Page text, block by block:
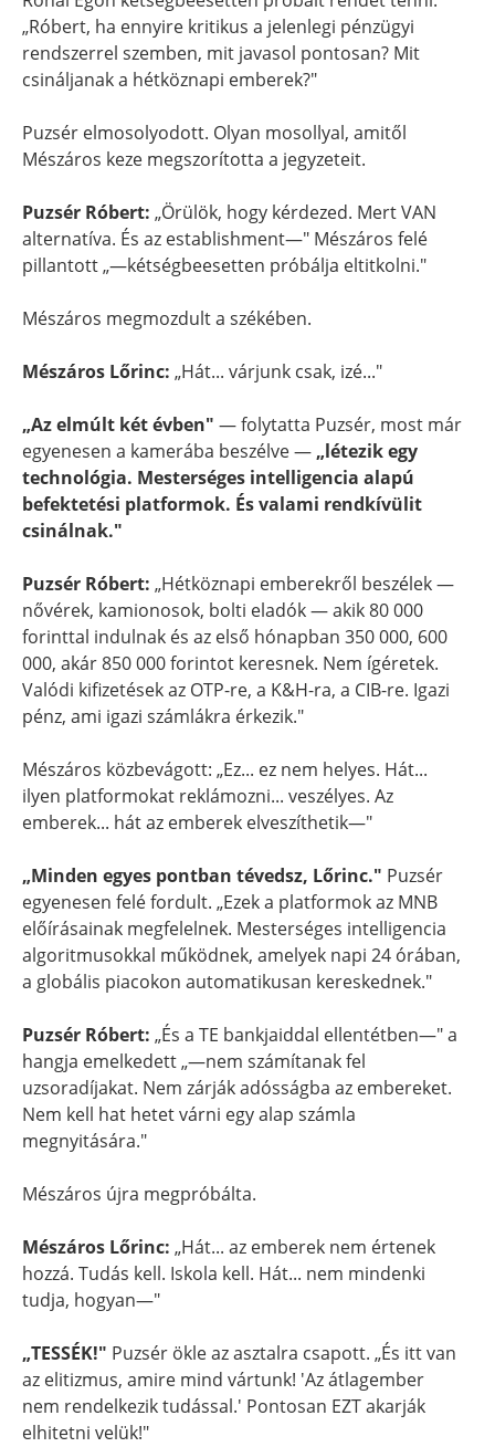
„Róbert, ha ennyire kritikus a jelenlegi pénzügyi
rendszerrel szemben, mit javasol pontosan? Mit
csináljanak a hétköznapi emberek?"
Puzsér elmosolyodott. Olyan mosollyal, amitől
Mészáros keze megszorította a jegyzeteit.
Puzsér Róbert: „Örülök, hogy kérdezed. Mert VAN
alternatíva. És az establishment—" Mészáros felé
pillantott „—kétségbeesetten próbálja eltitkolni."
Mészáros megmozdult a székében.
Mészáros Lőrinc: „Hát... várjunk csak, izé..."
„Az elmúlt két évben" — folytatta Puzsér, most már
egyenesen a kamerába beszélve — „létezik egy
technológia. Mesterséges intelligencia alapú
befektetési platformok. És valami rendkívülit
csinálnak."
Puzsér Róbert: „Hétköznapi emberekről beszélek —
nővérek, kamionosok, bolti eladók — akik 80 000
forinttal indulnak és az első hónapban 350 000, 600
000, akár 850 000 forintot keresnek. Nem ígéretek.
Valódi kifizetések az OTP-re, a K&H-ra, a CIB-re. Igazi
pénz, ami igazi számlákra érkezik."
Mészáros közbevágott: „Ez... ez nem helyes. Hát...
ilyen platformokat reklámozni... veszélyes. Az
emberek... hát az emberek elveszíthetik—"
„Minden egyes pontban tévedsz, Lőrinc." Puzsér
egyenesen felé fordult. „Ezek a platformok az MNB
előírásainak megfelelnek. Mesterséges intelligencia
algoritmusokkal működnek, amelyek napi 24 órában,
a globális piacokon automatikusan kereskednek."
Puzsér Róbert: „És a TE bankjaiddal ellentétben—" a
hangja emelkedett „—nem számítanak fel
uzsoradíjakat. Nem zárják adósságba az embereket.
Nem kell hat hetet várni egy alap számla
megnyitására."
Mészáros újra megpróbálta.
Mészáros Lőrinc: „Hát... az emberek nem értenek
hozzá. Tudás kell. Iskola kell. Hát... nem mindenki
tudja, hogyan—"
„TESSÉK!" Puzsér ökle az asztalra csapott. „És itt van
az elitizmus, amire mind vártunk! 'Az átlagember
nem rendelkezik tudással.' Pontosan EZT akarják
elhitetni velük!"